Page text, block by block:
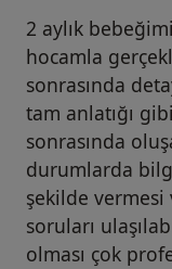
2 aylık
hocamla
sonrasında
tam anlatığı
sonrasında
durumlarda
şekilde vermesi
soruları
olması çok